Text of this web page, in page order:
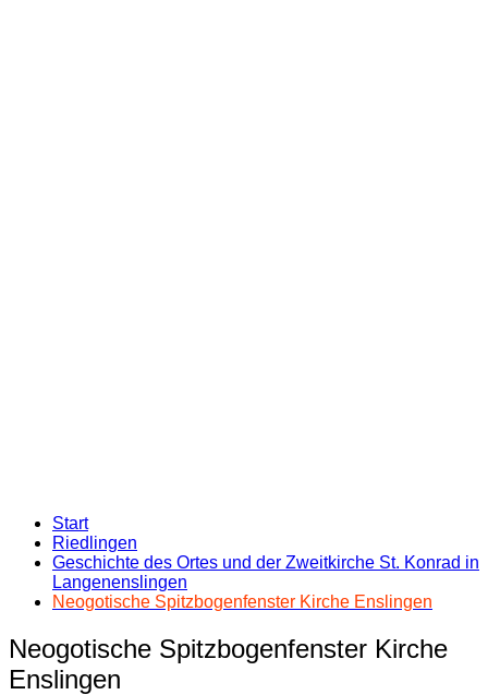
Start
Riedlingen
Geschichte des Ortes und der Zweitkirche St. Konrad in
Langenenslingen
Neogotische Spitzbogenfenster Kirche Enslingen
Neogotische Spitzbogenfenster Kirche
Enslingen